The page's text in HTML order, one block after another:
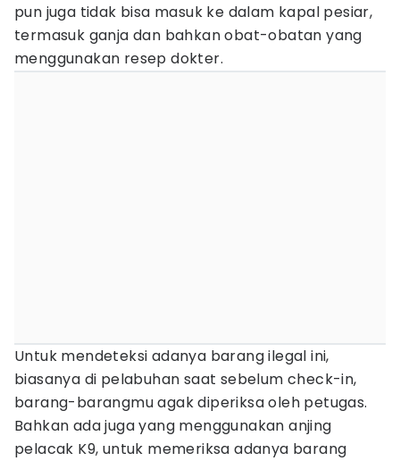
pun juga tidak bisa masuk ke dalam kapal pesiar,
termasuk ganja dan bahkan obat-obatan yang
menggunakan resep dokter.
Untuk mendeteksi adanya barang ilegal ini,
biasanya di pelabuhan saat sebelum check-in,
barang-barangmu agak diperiksa oleh petugas.
Bahkan ada juga yang menggunakan anjing
pelacak K9, untuk memeriksa adanya barang